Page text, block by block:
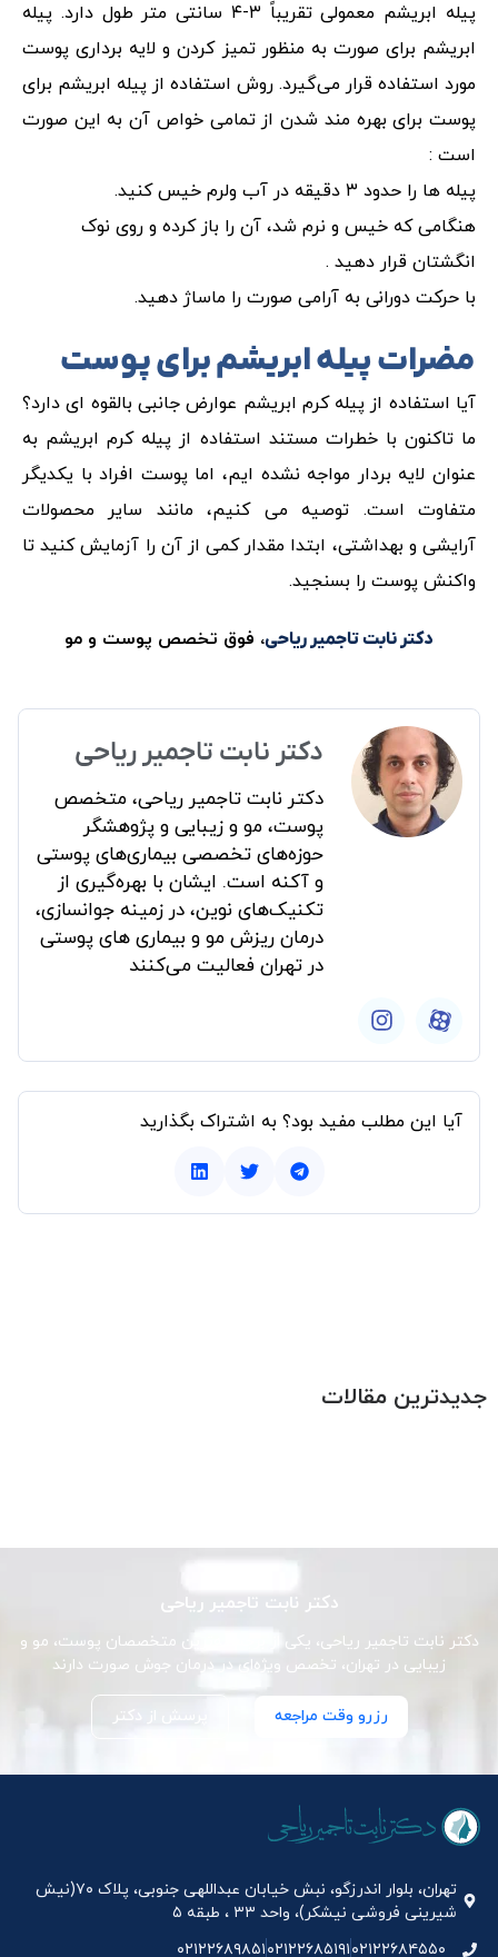
پیله ابریشم معمولی تقریباً ۳-۴ سانتی متر طول دارد. پیله
ابریشم برای صورت به منظور تمیز کردن و لایه برداری پوست
مورد استفاده قرار می‌گیرد. روش استفاده از پیله ابریشم برای
پوست برای بهره مند شدن از تمامی خواص آن به این صورت
است :
پیله ها را حدود ۳ دقیقه در آب ولرم خیس کنید.
هنگامی که خیس و نرم شد، آن را باز کرده و روی نوک
انگشتان قرار دهید .
با حرکت دورانی به آرامی صورت را ماساژ دهید.
مضرات پیله ابریشم برای پوست
آیا استفاده از پیله کرم ابریشم عوارض جانبی بالقوه ای دارد؟
ما تاکنون با خطرات مستند استفاده از پیله کرم ابریشم به
عنوان لایه بردار مواجه نشده ایم، اما پوست افراد با یکدیگر
متفاوت است. توصیه می کنیم، مانند سایر محصولات
آرایشی و بهداشتی، ابتدا مقدار کمی از آن را آزمایش کنید تا
واکنش پوست را بسنجید.
دکتر نابت تاجمیر ریاحی، فوق تخصص پوست و مو
دکتر نابت تاجمیر ریاحی
دکتر نابت تاجمیر ریاحی، متخصص
پوست، مو و زیبایی و پژوهشگر
حوزه‌های تخصصی بیماری‌های پوستی
و آکنه است. ایشان با بهره‌گیری از
تکنیک‌های نوین، در زمینه جوانسازی،
درمان ریزش مو و بیماری های پوستی
در تهران فعالیت می‌کنند
آیا این مطلب مفید بود؟ به اشتراک بگذارید
جدیدترین مقالات
دکتر نابت تاجمیر ریاحی
دکتر نابت تاجمیر ریاحی، یکی از برجسته‌ترین متخصصان پوست، مو و
زیبایی در تهران، تخصص ویژه‌ای در درمان جوش صورت دارند
رزرو وقت مراجعه پرسش از دکتر
تهران، بلوار اندرزگو، نبش خیابان عبداللهی جنوبی، پلاک ۷۰(نیش
شیرینی فروشی نیشکر)، واحد ۳۳ ، طبقه ۵
۰۲۱۲۲۶۸۴۵۵۰۰۲۱۲۲۶۸۵۱۹۱۰۲۱۲۲۶۸۹۸۵۱